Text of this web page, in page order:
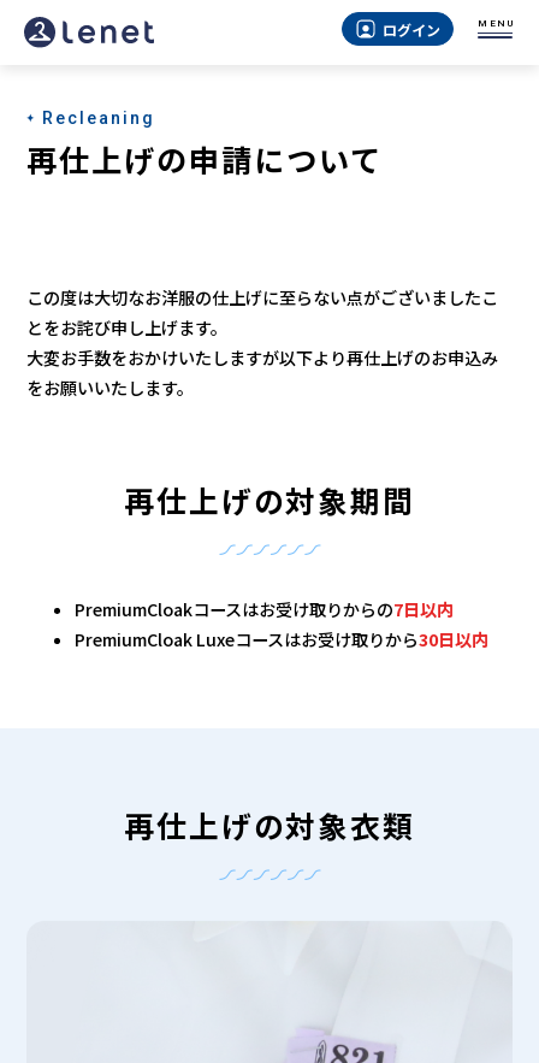
ログイン MENU
Recleaning
再仕上げの申請について
この度は大切なお洋服の仕上げに至らない点がございましたこ
とをお詫び申し上げます。
大変お手数をおかけいたしますが以下より再仕上げのお申込み
をお願いいたします。
再仕上げの対象期間
PremiumCloakコースはお受け取りからの7日以内
PremiumCloak Luxeコースはお受け取りから30日以内
再仕上げの対象衣類